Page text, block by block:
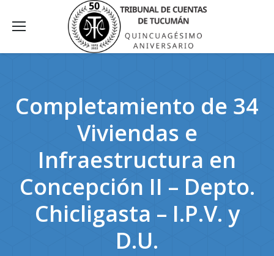
Completamiento de 34
Viviendas e
Infraestructura en
Concepción II – Depto.
Chicligasta – I.P.V. y
D.U.